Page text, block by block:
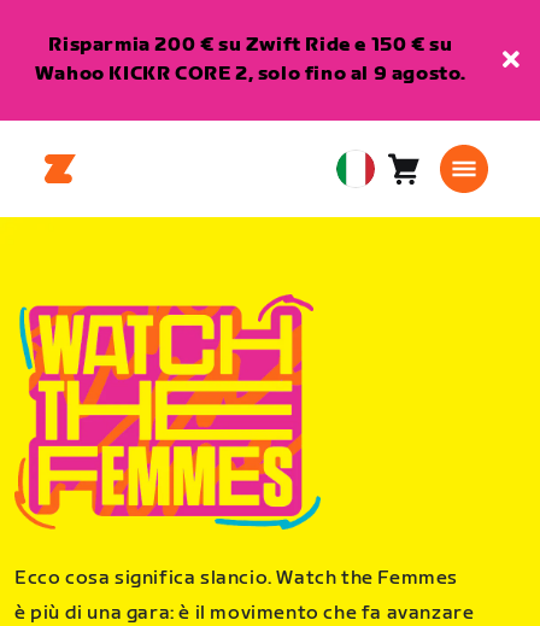
Risparmia 200 € su Zwift Ride e 150 € su
Wahoo KICKR CORE 2, solo fino al 9 agosto.
European
Union
Carrello0
Ecco cosa significa slancio. Watch the Femmes
è più di una gara: è il movimento che fa avanzare